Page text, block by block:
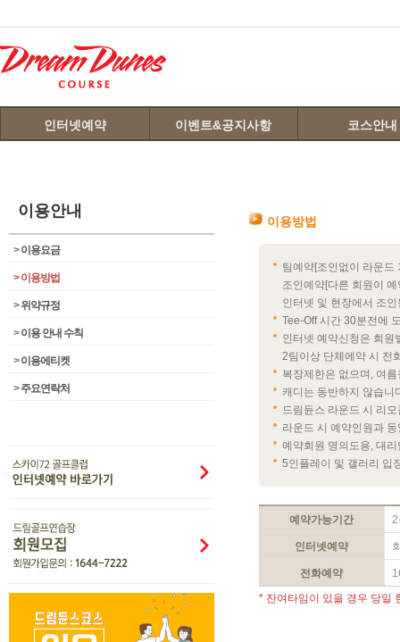
인터넷예약 이벤트&공지사항 코스안내
이용안내
>이용요금
>이용방법
>위약규정
>이용 안내 수칙
>이용에티켓
>주요연락처
이용방법
팀예약[조인없이 라운드
조인예약[다른 회원이
인터넷 및 현장에서 조
Tee-Off 시간 30분전에
인터넷 예약신청은 회원
2팀이상 단체에약 시 전
복장제한은 없으며, 여
캐디는 동반하지 않습
드림듄스 라운드 시 리
라운드 시 예약인원과
예약회원 명의도용, 대
5인플레이 및 갤러리 입
예약가능기간 2
인터넷예약
전화예약
* 잔여타임이 있을 경우 당일